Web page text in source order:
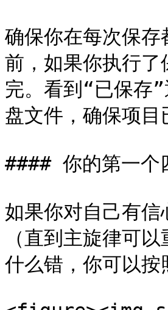
确保你在每次保存
前，如果你执行
完。看到“已保存
盘文件，确保项
#### 你的第一个
如果你对自己有
（直到主旋律可
什么错，你可以按